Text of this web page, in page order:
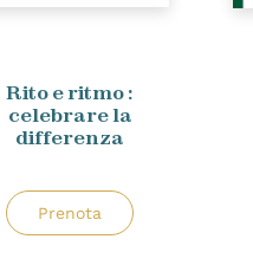
Rito e ritmo :
celebrare la
differenza
Prenota